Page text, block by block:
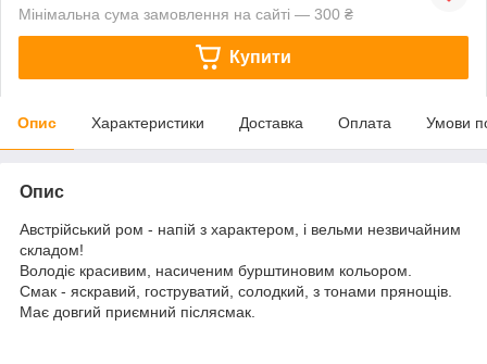
Мінімальна сума замовлення на сайті — 300 ₴
Купити
Опис Характеристики Доставка Оплата Умови
Опис
Австрійський ром - напій з характером, і вельми незвичайним
складом!
Володіє красивим, насиченим бурштиновим кольором.
Смак - яскравий, гоструватий, солодкий, з тонами прянощів.
Має довгий приємний післясмак.